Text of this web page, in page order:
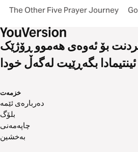
The Other Five Prayer Journey
بۆ ئەوەی هەموو ڕۆژێک
خزمەت
دەربارەی ئێمە
بلۆگ
چاپەمەنی
بەخشین